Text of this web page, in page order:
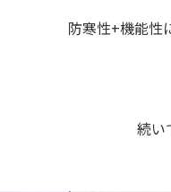
防寒性+機能性
続い